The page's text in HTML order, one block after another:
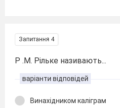
Запитання 4
Р .М. Рільке називають...
варіанти відповідей
Винахідником каліграм